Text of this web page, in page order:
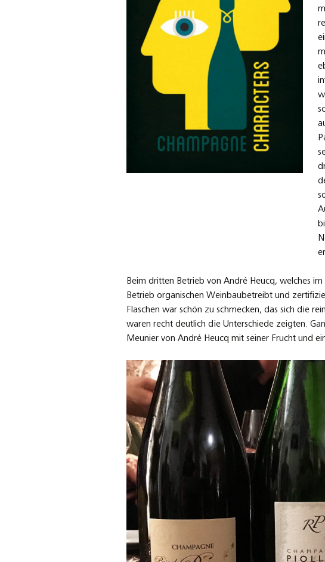
Beim dritten Betrieb von André Heucq, welches
Betrieb organischen Weinbaubetreibt und
Flaschen war schön zu schmecken, das sich die
waren recht deutlich die Unterschiede zeigten.
Meunier von André Heucq mit seiner Frucht und